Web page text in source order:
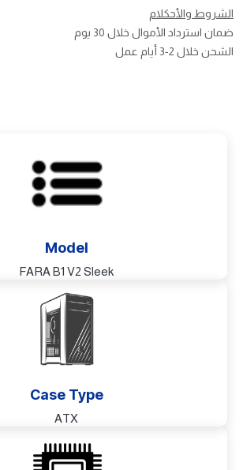
الشروط والأحكلام
ضمان استرداد الأموال خلال 30 يوم
الشحن خلال 2-3 أيام عمل
Model
FARA B1 V2 Sleek
Case Type
ATX